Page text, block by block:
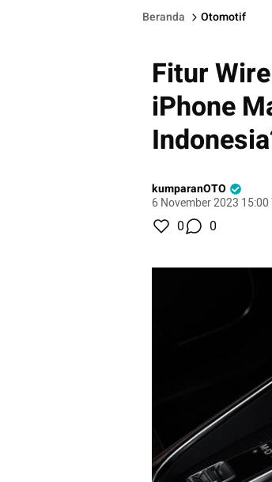
Beranda Otomotif
Fitur
iPhone
kumparanOTO
6 November 2023 15:00
0 0